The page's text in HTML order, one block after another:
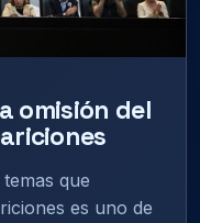
omisión del
que
es uno de